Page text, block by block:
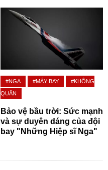
#NGA #MÁY BAY
#KHÔNG
QUÂN
Bảo vệ bầu trời: Sức mạnh
và sự duyên dáng của đội
bay "Những Hiệp sĩ Nga"